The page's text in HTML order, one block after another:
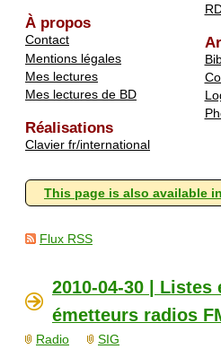
À propos
Contact
Mentions légales
Mes lectures
Mes lectures de BD
Réalisations
Clavier fr/international
This page is also available
Flux RSS
2010-04-30 | Listes
émetteurs radios
Radio SIG